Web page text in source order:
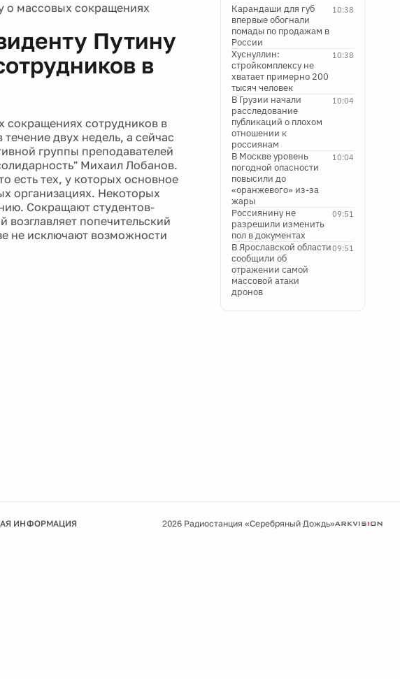
о массовых сокращениях
Путину
в
сокращениях сотрудников в
двух недель, а сейчас
группы преподавателей
Михаил Лобанов.
есть тех, у которых основное
организациях. Некоторых
Сокращают студентов-
попечительский
не исключают возможности
10:38
Карандаши для губ
впервые обогнали
помады по продажам в
России
10:38
Хуснуллин:
стройкомплексу не
хватает примерно 200
тысяч человек
10:04
В Грузии начали
расследование
публикаций о плохом
отношении к
россиянам
10:04
В Москве уровень
погодной опасности
повысили до
«оранжевого» из-за
жары
09:51
Россиянину не
разрешили изменить
пол в документах
09:51
В Ярославской области
сообщили об
отражении самой
массовой атаки
дронов
ИНФОРМАЦИЯ 2026 Радиостанция «Серебряный Дождь»